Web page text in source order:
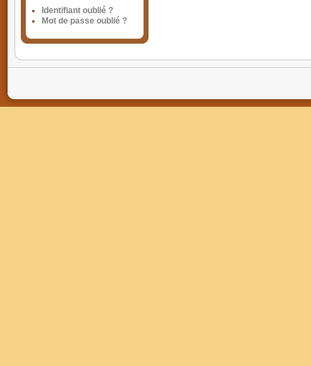
Identifiant oublié ?
Mot de passe oublié ?